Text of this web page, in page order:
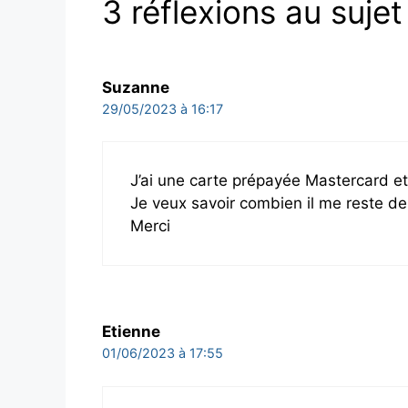
3 réflexions au
Suzanne
29/05/2023 à 16:17
J’ai une carte prépayée Mastercard
Je veux savoir combien il me reste
Merci
Etienne
01/06/2023 à 17:55